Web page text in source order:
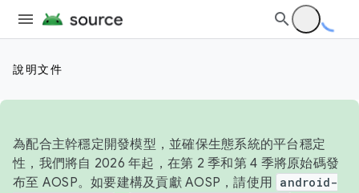
說明文件
為配合主幹穩定開發模型，並確保生態系統的平台穩定
性，我們將自 2026 年起，在第 2 季和第 4 季將原始碼發
布至 AOSP。如要建構及貢獻 AOSP，請使用 android-